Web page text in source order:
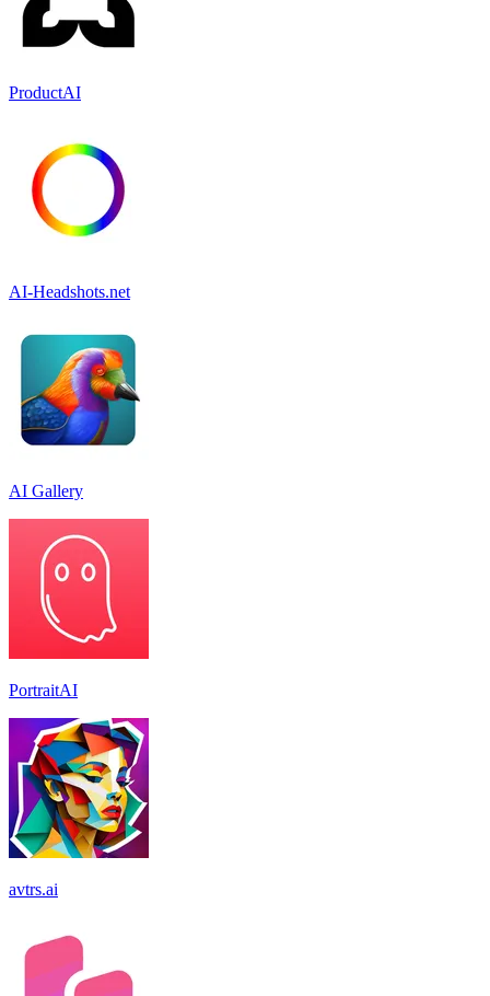
ProductAI
AI-Headshots.net
AI Gallery
PortraitAI
avtrs.ai